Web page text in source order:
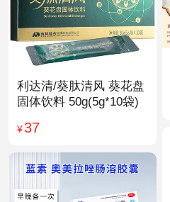
利达清/葵肽清风 葵花盘
固体饮料 50g(5g*10袋)
¥37